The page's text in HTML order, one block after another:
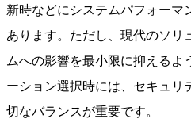
新時などにシステムパフォーマ
あります。ただし、現代のソリ
ムへの影響を最小限に抑えるよ
ーション選択時には、セキュリ
切なバランスが重要です。